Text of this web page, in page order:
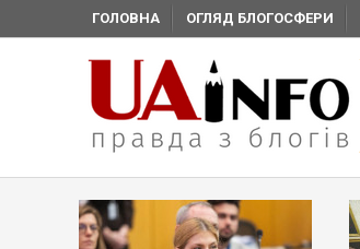
ГОЛОВНА ОГЛЯД БЛОГОСФЕРИ